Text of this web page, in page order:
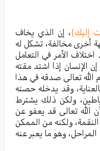
إليك)، إن الذي يخاف
أخرى مخالفة، تشكل له
الأمر في التعامل
الإنسان إذا اشتد مقته
الله تعالى صدقه في هذا
وقد يدخله حصنه
ولكن ذلك يشترط
الله تعالى قد يعفو عن
النقمة، ولكنه من الممكن
وهو ما يعبر عنه